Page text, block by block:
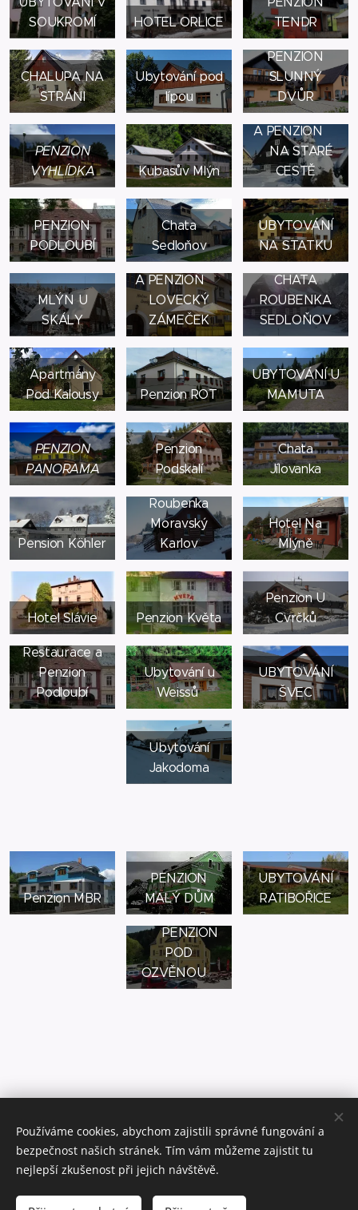
SOUKROMÍ
HOTEL ORLICE
TENDR
CHALUPA NA
STRÁNI
Ubytování pod
lípou
PENZION
SLUNNÝ
DVŮR
PENZION
VYHLÍDKA
Kubasův Mlýn
HOSPŮDKA
A PENZION
NA STARÉ
CESTĚ
PENZION
PODLOUBÍ
Chata
Sedloňov
UBYTOVÁNÍ
NA STATKU
MLÝN U
SKÁLY
RESTAURACE
A PENZION
LOVECKÝ
ZÁMEČEK
CHATA
ROUBENKA
SEDLOŇOV
Apartmány
Pod Kalousy
Penzion ROT
UBYTOVÁNÍ U
MAMUTA
PENZION
PANORAMA
Penzion
Podskalí
Chata
Jílovanka
Pension Köhler
Roubenka
Moravský
Karlov
Hotel Na
Mlýně
Hotel Slávie Penzion Květa
Penzion U
Cvrčků
Restaurace a
Penzion
Podloubí
Ubytování u
Weissů
UBYTOVÁNÍ
ŠVEC
Ubytování
Jakodoma
Penzion MBR
PENZION
MALÝ DŮM
UBYTOVÁNÍ
RATIBOŘICE
PENZION
POD
OZVĚNOU
www.zimnihory.czwww.letnihory.cz
www.moravskehory.cz www.ceskeapartmany.cz
Používáme cookies, abychom zajistili správné fungování a
bezpečnost našich stránek. Tím vám můžeme zajistit tu
nejlepší zkušenost při jejich návštěvě.